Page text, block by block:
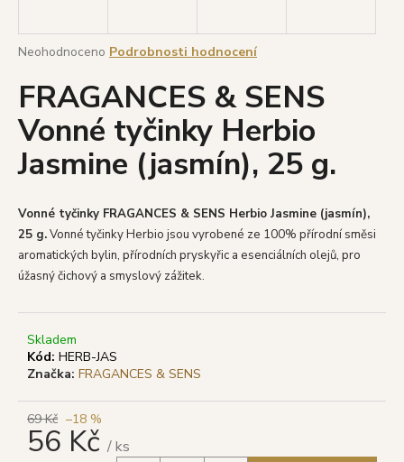
Průměrné
produktu
je
0,0
z
5
hvězdiček.
Neohodnoceno Podrobnosti hodnocení
FRAGANCES & SENS
Vonné tyčinky Herbio
Jasmine (jasmín), 25 g.
Vonné tyčinky FRAGANCES & SENS Herbio Jasmine (jasmín),
25 g.Vonné tyčinky Herbio jsou vyrobené ze 100% přírodní směsi
aromatických bylin, přírodních pryskyřic a esenciálních olejů, pro
úžasný čichový a smyslový zážitek.
Skladem
Kód: HERB-JAS
Značka: FRAGANCES & SENS
69 Kč –18 %
56 Kč / ks
j
t
?
HLEDAT
D
o
o
č
u